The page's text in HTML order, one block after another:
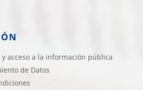
acceso a la información pública
de Datos